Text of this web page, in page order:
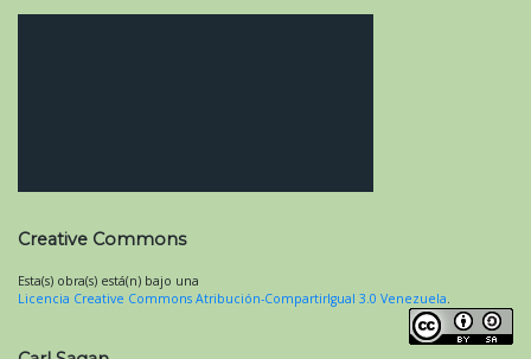
Creative Commons
Esta(s) obra(s) está(n) bajo una
Licencia Creative Commons Atribución-CompartirIgual 3.0 Venezuela